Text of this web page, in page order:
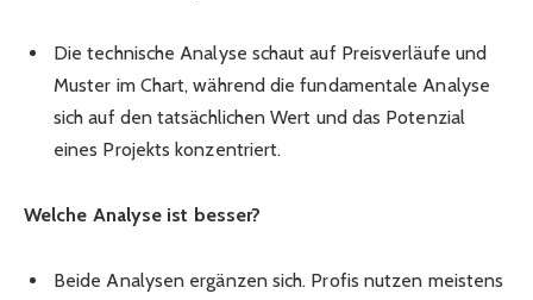
Die technische Analyse schaut auf Preisverläufe und
Muster im Chart, während die fundamentale Analyse
sich auf den tatsächlichen Wert und das Potenzial
eines Projekts konzentriert.
Welche Analyse ist besser?
Beide Analysen ergänzen sich. Profis nutzen meistens